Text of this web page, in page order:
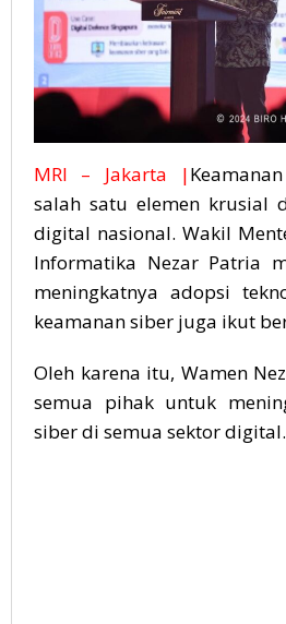
MRI – Jakarta |
salah satu elemen krusial
digital nasional. Wakil
Informatika Nezar Patria
meningkatnya adopsi
keamanan siber juga ikut
Oleh karena itu, Wamen
semua pihak untuk
siber di semua sektor digital.